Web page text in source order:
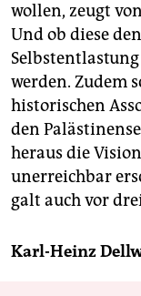
wollen, zeugt
Und ob diese
werden. Zudem
historischen
den
heraus die
unerreichbar
galt auch vor
Karl-Heinz